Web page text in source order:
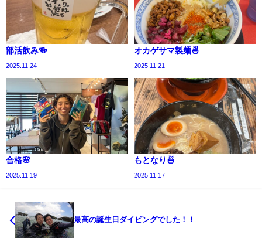
部活飲み🍻
2025.11.24
オカゲサマ製麺🍜
2025.11.21
合格🌸
2025.11.19
もとなり🍜
2025.11.17
最高の誕生日ダイビングでした！！